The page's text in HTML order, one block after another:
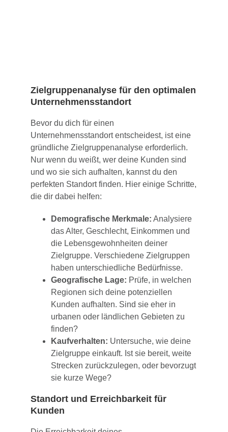
Zielgruppenanalyse für den optimalen
Unternehmensstandort
Bevor du dich für einen
Unternehmensstandort entscheidest, ist eine
gründliche Zielgruppenanalyse erforderlich.
Nur wenn du weißt, wer deine Kunden sind
und wo sie sich aufhalten, kannst du den
perfekten Standort finden. Hier einige Schritte,
die dir dabei helfen:
Demografische Merkmale: Analysiere
das Alter, Geschlecht, Einkommen und
die Lebensgewohnheiten deiner
Zielgruppe. Verschiedene Zielgruppen
haben unterschiedliche Bedürfnisse.
Geografische Lage: Prüfe, in welchen
Regionen sich deine potenziellen
Kunden aufhalten. Sind sie eher in
urbanen oder ländlichen Gebieten zu
finden?
Kaufverhalten: Untersuche, wie deine
Zielgruppe einkauft. Ist sie bereit, weite
Strecken zurückzulegen, oder bevorzugt
sie kurze Wege?
Standort und Erreichbarkeit für
Kunden